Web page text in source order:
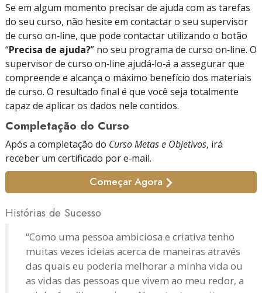
Se em algum momento precisar de ajuda com as tarefas
do seu curso, não hesite em contactar o seu supervisor
de curso on‑line, que pode contactar utilizando o botão
“Precisa de ajuda?” no seu programa de curso on‑line. O
supervisor de curso on‑line ajudá‑lo‑á a assegurar que
compreende e alcança o máximo benefício dos materiais
de curso. O resultado final é que você seja totalmente
capaz de aplicar os dados nele contidos.
Completação do Curso
Após a completação do Curso Metas e Objetivos, irá
receber um certificado por e‑mail.
Começar Agora
Histórias de Sucesso
“Como uma pessoa ambiciosa e criativa tenho
muitas vezes ideias acerca de maneiras através
das quais eu poderia melhorar a minha vida ou
as vidas das pessoas que vivem ao meu redor, a